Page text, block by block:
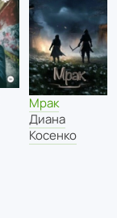
Мрак
Диана
Косенко